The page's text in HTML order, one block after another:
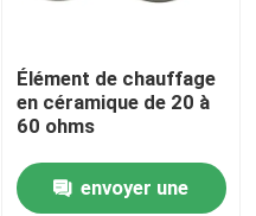
Élément de chauffage
en céramique de 20 à
60 ohms
envoyer une